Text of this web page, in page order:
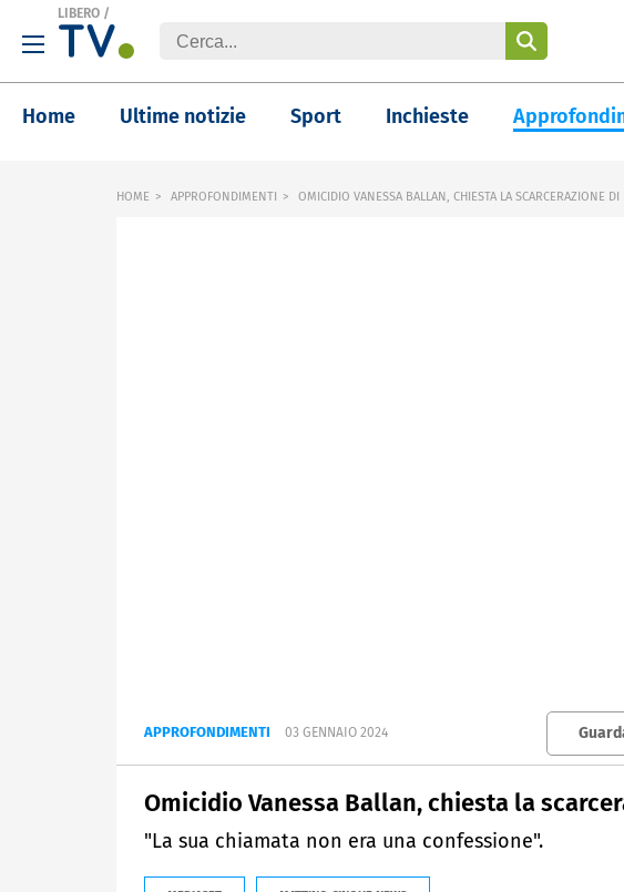
LIBERO /
Home Ultime notizie Sport Inchieste
HOME APPROFONDIMENTI OMICIDIO VANESSA BALLAN, CHIESTA LA SCARCERAZIONE DI
APPROFONDIMENTI 03 GENNAIO 2024
Omicidio Vanessa Ballan, chiesta la
"La sua chiamata non era una confessione".